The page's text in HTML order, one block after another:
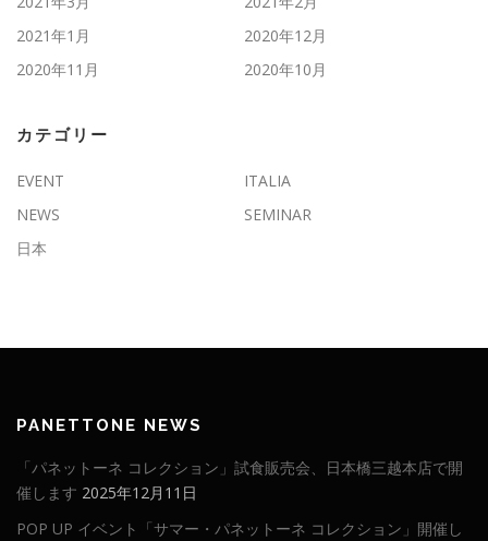
2021年1月
2020年12月
2020年11月
2020年10月
カテゴリー
EVENT
ITALIA
NEWS
SEMINAR
日本
PANETTONE NEWS
「パネットーネ コレクション」試食販売会、日本橋三越本店で開
催します 2025年12月11日
POP UP イベント「サマー・パネットーネ コレクション」開催し